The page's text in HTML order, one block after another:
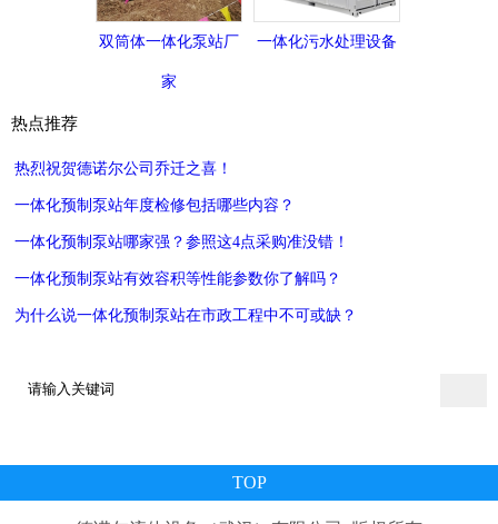
双筒体一体化泵站厂
家
一体化污水处理设备
热点推荐
热烈祝贺德诺尔公司乔迁之喜！
一体化预制泵站年度检修包括哪些内容？
一体化预制泵站哪家强？参照这4点采购准没错！
一体化预制泵站有效容积等性能参数你了解吗？
为什么说一体化预制泵站在市政工程中不可或缺？
TOP